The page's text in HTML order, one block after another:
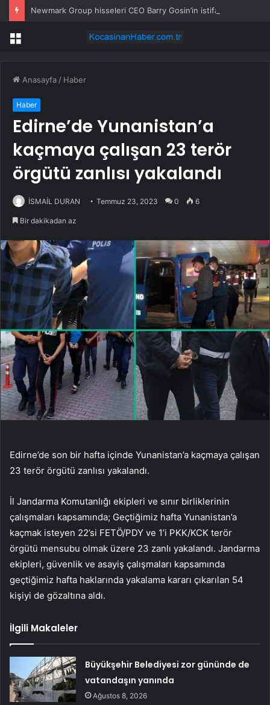
Menü
Anasayfa / Haber
Haber
Edirne’de Yunanistan’a
kaçmaya çalışan 23 terör
örgütü zanlısı yakalandı
İSMAİL DURAN Temmuz 23, 2023 0 6
Bir dakikadan az
Edirne’de son bir hafta içinde Yunanistan’a kaçmaya çalışan
23 terör örgütü zanlısı yakalandı.
İl Jandarma Komutanlığı ekipleri ve sınır birliklerinin
çalışmaları kapsamında; Geçtiğimiz hafta Yunanistan’a
kaçmak isteyen 22’si FETÖ/PDY ve 1’i PKK/KCK terör
örgütü mensubu olmak üzere 23 zanlı yakalandı. Jandarma
ekipleri, güvenlik ve asayiş çalışmaları kapsamında
geçtiğimiz hafta haklarında yakalama kararı çıkarılan 54
kişiyi de gözaltına aldı.
İlgili Makaleler
Büyükşehir Belediyesi zor gününde de
vatandaşın yanında
Ağustos 8, 2026